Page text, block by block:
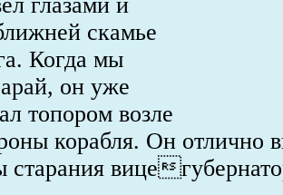
скамье
Когда мы
он уже
топором возле
корабля. Он отлично
старания вице